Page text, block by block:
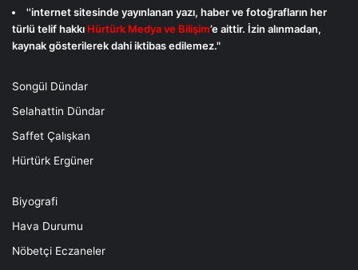
''internet sitesinde yayınlanan yazı, haber ve fotoğrafların her
türlü telif hakkı Hürtürk Medya ve Bilişim’e aittir. İzin alınmadan,
kaynak gösterilerek dahi iktibas edilemez."
Songül Dündar
Selahattin Dündar
Saffet Çalışkan
Hürtürk Ergüner
Biyografi
Hava Durumu
Nöbetçi Eczaneler